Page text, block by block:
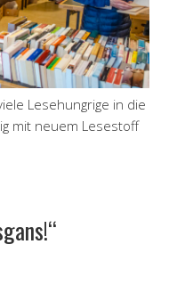
Lesehungrige in die
mit neuem Lesestoff